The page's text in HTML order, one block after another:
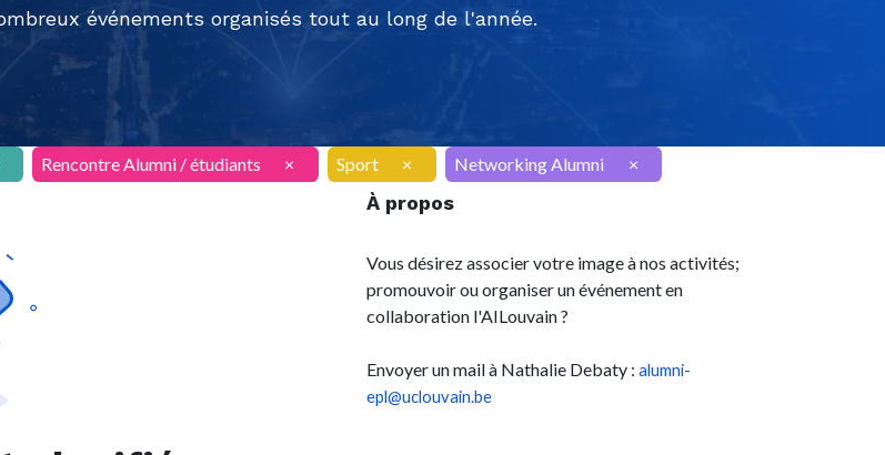
événements organisés tout au long de l'année.
Rencontre Alumni / étudiants × Sport × Networking Alumni ×
À propos
Vous désirez associer votre image à nos activités;
promouvoir ou organiser un événement en
collaboration l'AILouvain ?
Envoyer un mail à Nathalie Debaty : alumni-
epl@uclouvain.be